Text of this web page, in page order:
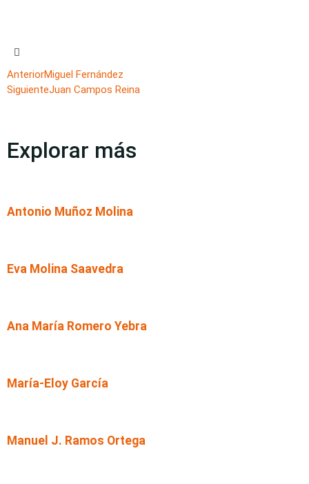
AnteriorMiguel Fernández
SiguienteJuan Campos Reina
Explorar más
Antonio Muñoz Molina
Eva Molina Saavedra
Ana María Romero Yebra
María-Eloy García
Manuel J. Ramos Ortega